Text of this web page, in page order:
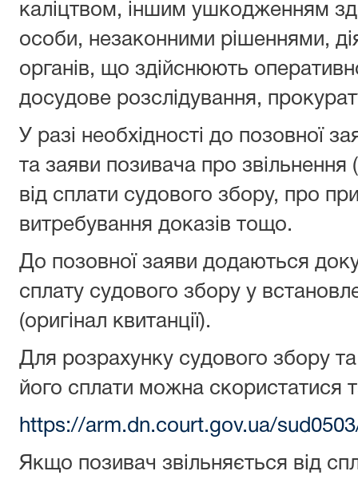
каліцтвом, іншим ушкодженням
особи, незаконними рішеннями,
органів, що здійснюють
досудове розслідування,
У разі необхідності до позовної
та заяви позивача про
від сплати судового збору, про
витребування доказів тощо.
До позовної заяви додаються
сплату судового збору у
(оригінал квитанції).
Для розрахунку судового збору
його сплати можна скористатися
https://arm.dn.court.gov.ua/
Якщо позивач звільняється від